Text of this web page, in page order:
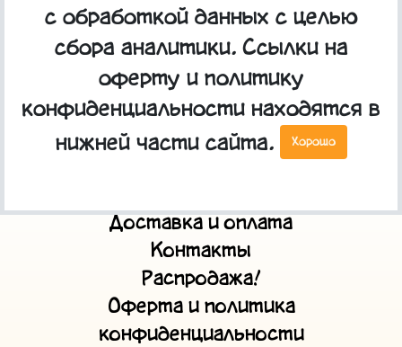
Почтовая открытка "Эх, хорошо на удалёнке"
Доставка и оплата
Контакты
Распродажа!
Оферта и политика
конфиденциальности
с обработкой данных с целью
сбора аналитики. Ссылки на
оферту и политику
конфиденциальности находятся в
нижней части сайта.
Хорошо